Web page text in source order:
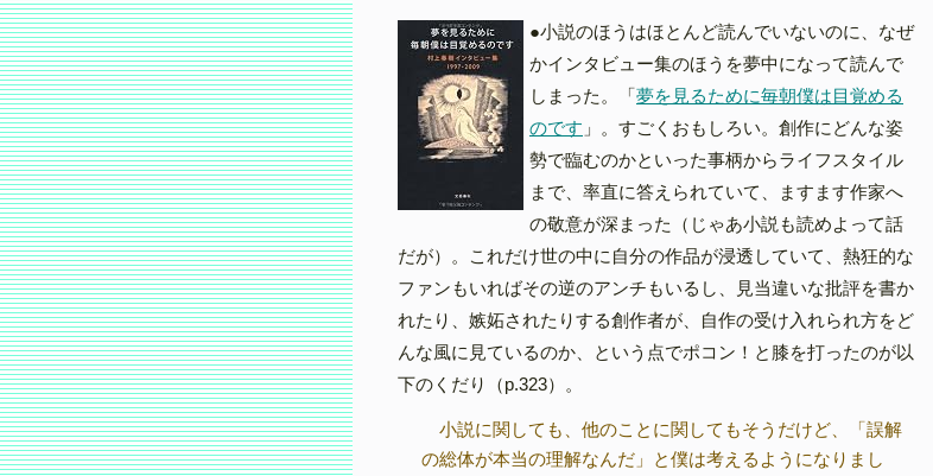
●小説のほうはほとんど読んでいないのに、なぜ
かインタビュー集のほうを夢中になって読んで
しまった。「夢を見るために毎朝僕は目覚める
のです 」。すごくおもしろい。創作にどんな姿
勢で臨むのかといった事柄からライフスタイル
まで、率直に答えられていて、ますます作家へ
の敬意が深まった（じゃあ小説も読めよって話
だが）。これだけ世の中に自分の作品が浸透していて、熱狂的な
ファンもいればその逆のアンチもいるし、見当違いな批評を書か
れたり、嫉妬されたりする創作者が、自作の受け入れられ方をど
んな風に見ているのか、という点でポコン！と膝を打ったのが以
下のくだり（p.323）。
小説に関しても、他のことに関してもそうだけど、「誤解
の総体が本当の理解なんだ」と僕は考えるようになりまし